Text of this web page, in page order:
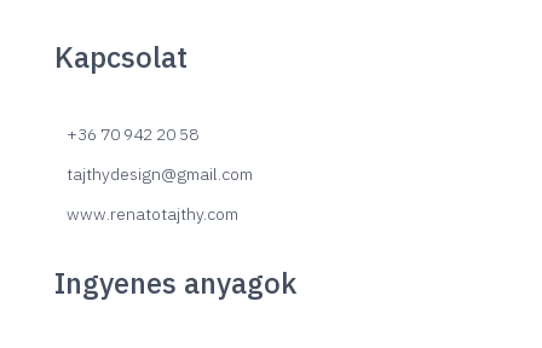
Kapcsolat
+36 70 942 20 58
tajthydesign@gmail.com
www.renatotajthy.com
Ingyenes anyagok